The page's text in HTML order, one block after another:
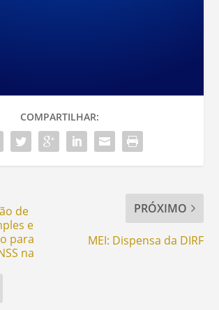
COMPARTILHAR:
de
e
para
na
PRÓXIMO
MEI: Dispensa da DIRF